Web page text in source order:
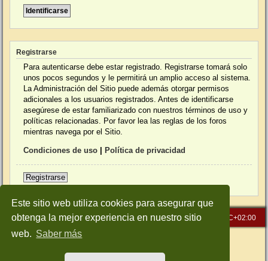
Este sitio web utiliza cookies para asegurar que
obtenga la mejor experiencia en nuestro sitio
web. Saber más
Registrarse
Para autenticarse debe estar registrado. Registrarse tomará solo
unos pocos segundos y le permitirá un amplio acceso al sistema.
La Administración del Sitio puede además otorgar permisos
adicionales a los usuarios registrados. Antes de identificarse
asegúrese de estar familiarizado con nuestros términos de uso y
políticas relacionadas. Por favor lea las reglas de los foros
mientras navega por el Sitio.
Condiciones de uso Política de privacidad
Registrarse
Inicio Índice general Todos los horarios son UTC+02:00
Desarrollado porphpBB